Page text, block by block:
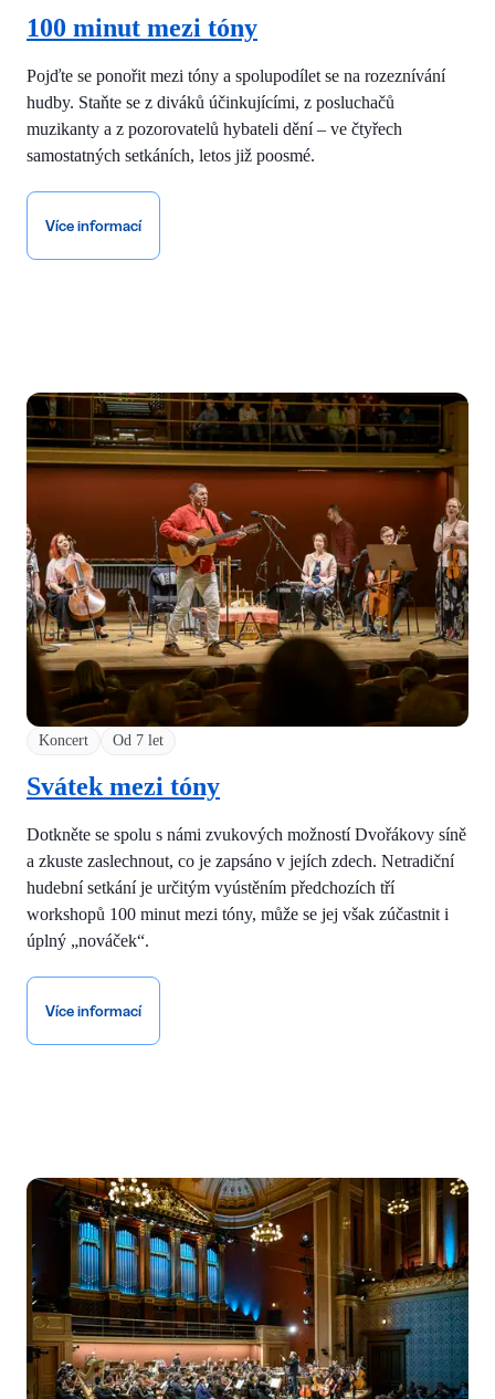
100 minut mezi tóny
Pojďte se ponořit mezi tóny a spolupodílet se na rozeznívání
hudby. Staňte se z diváků účinkujícími, z posluchačů
muzikanty a z pozorovatelů hybateli dění – ve čtyřech
samostatných setkáních, letos již poosmé.
Více informací
Koncert Od 7 let
Svátek mezi tóny
Dotkněte se spolu s námi zvukových možností Dvořákovy síně
a zkuste zaslechnout, co je zapsáno v jejích zdech. Netradiční
hudební setkání je určitým vyústěním předchozích tří
workshopů 100 minut mezi tóny, může se jej však zúčastnit i
úplný „nováček“.
Více informací